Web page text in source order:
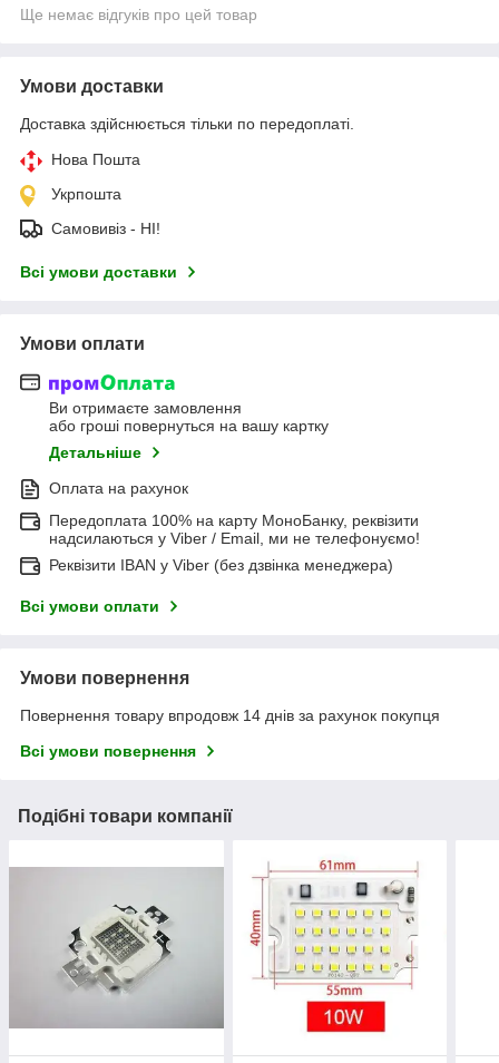
Ще немає відгуків про цей товар
Умови доставки
Доставка здійснюється тільки по передоплаті.
Нова Пошта
Укрпошта
Самовивіз - НІ!
Всі умови доставки
Умови оплати
Ви отримаєте замовлення
або гроші повернуться на вашу картку
Детальніше
Оплата на рахунок
Передоплата 100% на карту МоноБанку, реквізити
надсилаються у Viber / Email, ми не телефонуємо!
Реквізити IBAN у Viber (без дзвінка менеджера)
Всі умови оплати
Умови повернення
Повернення товару впродовж 14 днів за рахунок покупця
Всі умови повернення
Подібні товари компанії